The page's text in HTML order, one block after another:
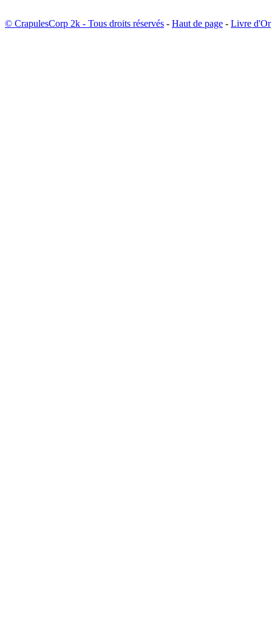
© CrapulesCorp 2k - Tous droits réservés - Haut de page - Livre d'Or